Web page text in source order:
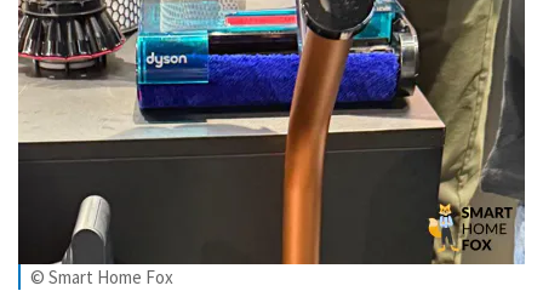
© Smart Home Fox